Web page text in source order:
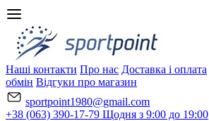
Наші контакти Про нас Доставка і оплата
обмін Відгуки про магазин
sportpoint1980@gmail.com
+38 (063) 390-17-79 Щодня з 9:00 до 19:00